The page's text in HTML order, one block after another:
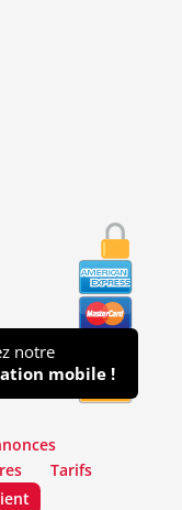
notre
mobile !
Tarifs